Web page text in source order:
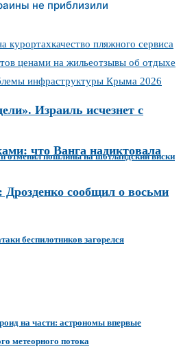
не приблизили
курортахкачество пляжного сервиса
ценами на жильеотзывы об отдыхе
инфраструктуры Крыма 2026
Израиль исчезнет с
что Ванга надиктовала
Дрозденко сообщил о восьми
отменил пошлины на шотландский виски
беспилотников загорелся
на части: астрономы впервые
метеорного потока